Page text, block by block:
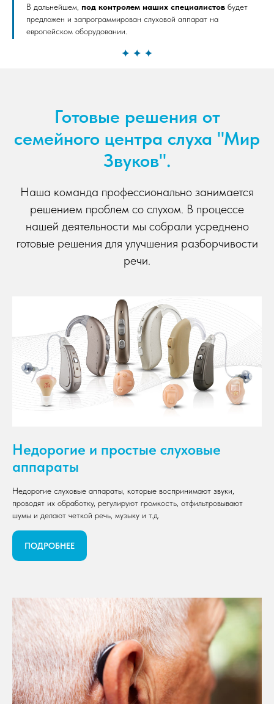
В дальнейшем, под контролем наших специалистов будет
предложен и запрограммирован слуховой аппарат на
европейском оборудовании.
Готовые решения от
семейного центра слуха "Мир
Звуков".
Наша команда профессионально занимается
решением проблем со слухом. В процессе
нашей деятельности мы собрали усреднено
готовые решения для улучшения разборчивости
речи.
Недорогие и простые слуховые
аппараты
Недорогие слуховые аппараты, которые воспринимают звуки,
проводят их обработку, регулируют громкость, отфильтровывают
шумы и делают четкой речь, музыку и т.д.
ПОДРОБНЕЕ